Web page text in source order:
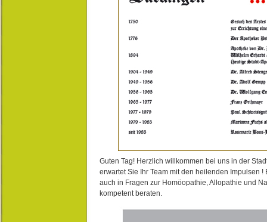
Guten Tag! Herzlich willkommen bei uns in der
erwartet Sie Ihr Team mit den heilenden Impulsen !
auch in Fragen zur Homöopathie, Allopathie und
kompetent beraten.